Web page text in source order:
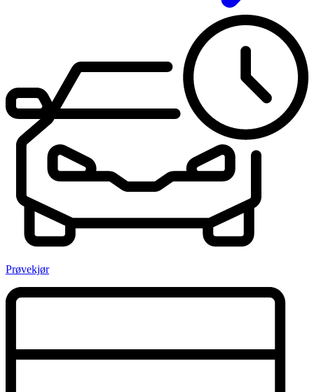
Prøvekjør